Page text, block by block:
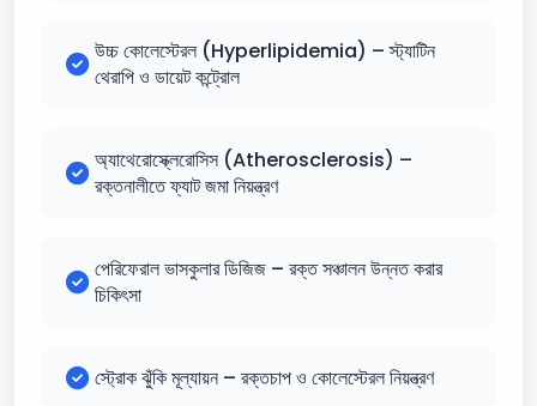
উচ্চ কোলেস্টেরল (Hyperlipidemia) – স্ট্যাটিন
থেরাপি ও ডায়েট কন্ট্রোল
অ্যাথেরোস্ক্লেরোসিস (Atherosclerosis) –
রক্তনালীতে ফ্যাট জমা নিয়ন্ত্রণ
পেরিফেরাল ভাসকুলার ডিজিজ – রক্ত সঞ্চালন উন্নত করার
চিকিৎসা
স্ট্রোক ঝুঁকি মূল্যায়ন – রক্তচাপ ও কোলেস্টেরল নিয়ন্ত্রণ